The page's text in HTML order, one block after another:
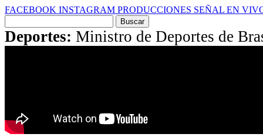
FACEBOOK INSTAGRAM PRODUCCIONES SEÑAL EN
por:
Deportes: Ministro de Deportes de